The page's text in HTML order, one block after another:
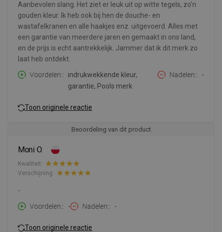
Aanbevolen slang. Het ziet er leuk uit op witte tegels, zo'n
gouden kleur. Ik heb ook bij hen de douche- en
wastafelkranen en alle haakjes enz. uitgevoerd. Alles met
een garantie van meerdere jaren en gemaakt in ons land,
en de prijs is echt aantrekkelijk. Jammer dat ik dit merk zo
laat heb ontdekt.
Voordelen:
indrukwekkende kleur,
garantie, Pools merk
Nadelen: -
Toon originele reactie
Beoordeling van dit product
Moni O.
Kwaliteit:
Verschijning:
-
Voordelen:
- Nadelen: -
Toon originele reactie